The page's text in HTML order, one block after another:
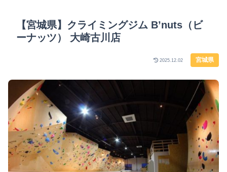
【宮城県】クライミングジム B’nuts（ビ
ーナッツ） 大崎古川店
2025.12.02 宮城県